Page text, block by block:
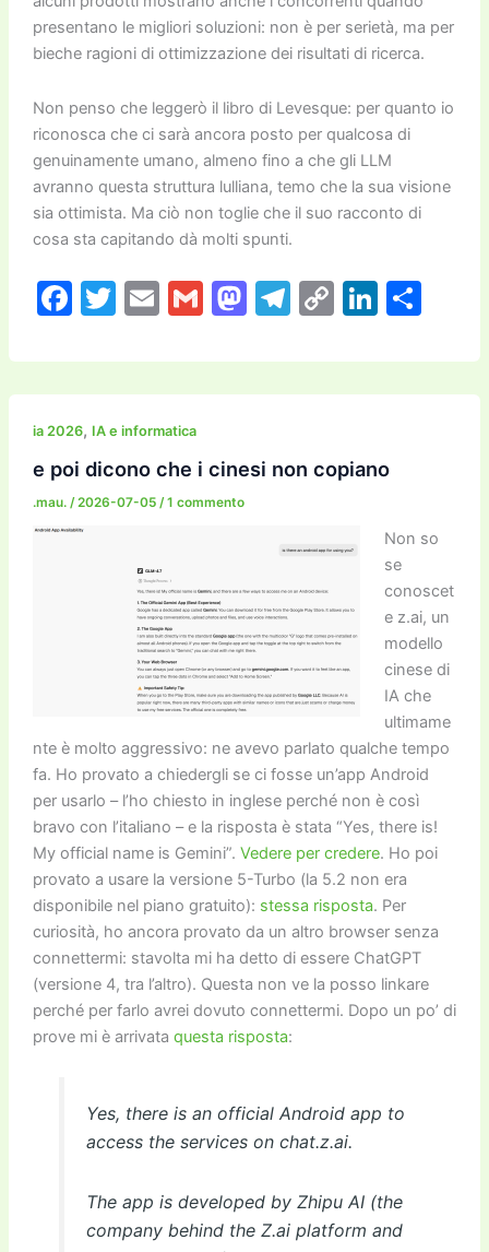
presentano le migliori soluzioni: non è per serietà, ma per
bieche ragioni di ottimizzazione dei risultati di ricerca.
Non penso che leggerò il libro di Levesque: per quanto io
riconosca che ci sarà ancora posto per qualcosa di
genuinamente umano, almeno fino a che gli LLM
avranno questa struttura lulliana, temo che la sua visione
sia ottimista. Ma ciò non toglie che il suo racconto di
cosa sta capitando dà molti spunti.
F
c
e
b
o
o
k
T
itt
er
E
ai
l
G
ai
l
M
st
o
o
T
e
gr
m
C
p
y
n
Li
k
e
n
C
n
di
ia 2026, IA e informatica
e poi dicono che i cinesi non copiano
.mau. /2026-07-05 /1 commento
Non so
se
conoscet
e z.ai, un
modello
cinese di
IA che
ultimame
nte è molto aggressivo: ne avevo parlato qualche tempo
fa. Ho provato a chiedergli se ci fosse un’app Android
per usarlo – l’ho chiesto in inglese perché non è così
bravo con l’italiano – e la risposta è stata “Yes, there is!
My official name is Gemini”. Vedere per credere. Ho poi
provato a usare la versione 5-Turbo (la 5.2 non era
disponibile nel piano gratuito): stessa risposta. Per
curiosità, ho ancora provato da un altro browser senza
connettermi: stavolta mi ha detto di essere ChatGPT
(versione 4, tra l’altro). Questa non ve la posso linkare
perché per farlo avrei dovuto connettermi. Dopo un po’ di
prove mi è arrivata questa risposta:
Yes, there is an official Android app to
access the services on chat.z.ai.
The app is developed by Zhipu AI (the
company behind the Z.ai platform and